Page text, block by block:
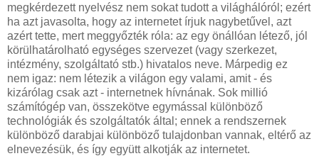
megkérdezett nyelvész nem sokat tudott a világhálóról; ezért
ha azt javasolta, hogy az internetet írjuk nagybetűvel, azt
azért tette, mert meggyőzték róla: az egy önállóan létező, jól
körülhatárolható egységes szervezet (vagy szerkezet,
intézmény, szolgáltató stb.) hivatalos neve. Márpedig ez
nem igaz: nem létezik a világon egy valami, amit - és
kizárólag csak azt - internetnek hívnának. Sok millió
számítógép van, összekötve egymással különböző
technológiák és szolgáltatók által; ennek a rendszernek
különböző darabjai különböző tulajdonban vannak, eltérő az
elnevezésük, és így együtt alkotják az internetet.